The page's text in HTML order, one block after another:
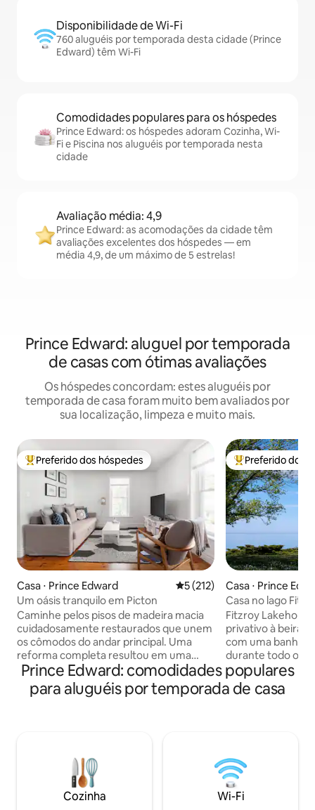
Disponibilidade de Wi-Fi
760 aluguéis por temporada desta cidade (Prince
Edward) têm Wi-Fi
Comodidades populares para os hóspedes
Prince Edward: os hóspedes adoram Cozinha, Wi-
Fi e Piscina nos aluguéis por temporada nesta
cidade
Avaliação média: 4,9
Prince Edward: as acomodações da cidade têm
avaliações excelentes dos hóspedes — em
média 4,9, de um máximo de 5 estrelas!
Prince Edward: aluguel por temporada
de casas com ótimas avaliações
Os hóspedes concordam: estes aluguéis por
temporada de casa foram muito bem avaliados por
sua localização, limpeza e muito mais.
Entre os melhores preferidos dos hóspedes
Preferido dos hóspedes
Casa ⋅ Prince Edward 5 de uma avaliação média de
5 (212)
Um oásis tranquilo em Picton
Caminhe pelos pisos de madeira macia
cuidadosamente restaurados que unem
os cômodos do andar principal. Uma
reforma completa resultou em uma
cozinha moderna e espaços amplos e
arejados com decoração neutra. Suba
escadas à noite para um loft tranquilo e
grande com cama queen size, sala de
estar com sofá-cama queen size,
banheiro e sala de jantar. Desfrute do
seu café da manhã (ou uma taça de
Entre os
Preferido dos
Casa ⋅ Prince
Casa no lago
hidromassagem
Fitzroy
privativo à beira-
com uma
durante todo o
água. Desfrute de
partir da área de
quarto principal,
Prince Edward e
internet rápida
trabalho
brinquedos para
Prince Edward: comodidades populares
para aluguéis por temporada de casa
Cozinha Wi-Fi